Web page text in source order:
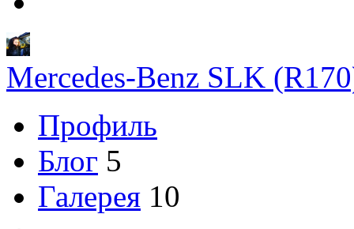
Mercedes-Benz SLK
Профиль
Блог 5
Галерея 10